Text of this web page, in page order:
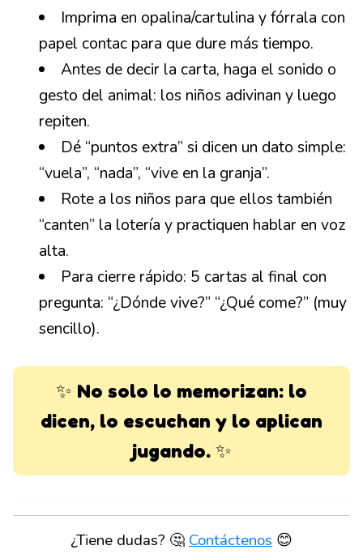
Imprima en opalina/cartulina y fórrala con
papel contac para que dure más tiempo.
Antes de decir la carta, haga el sonido o
gesto del animal: los niños adivinan y luego
repiten.
Dé “puntos extra” si dicen un dato simple:
“vuela”, “nada”, “vive en la granja”.
Rote a los niños para que ellos también
“canten” la lotería y practiquen hablar en voz
alta.
Para cierre rápido: 5 cartas al final con
pregunta: “¿Dónde vive?” “¿Qué come?” (muy
sencillo).
✨ No solo lo memorizan: lo
dicen, lo escuchan y lo aplican
jugando.✨
¿Tiene dudas? 🤔 Contáctenos 😊